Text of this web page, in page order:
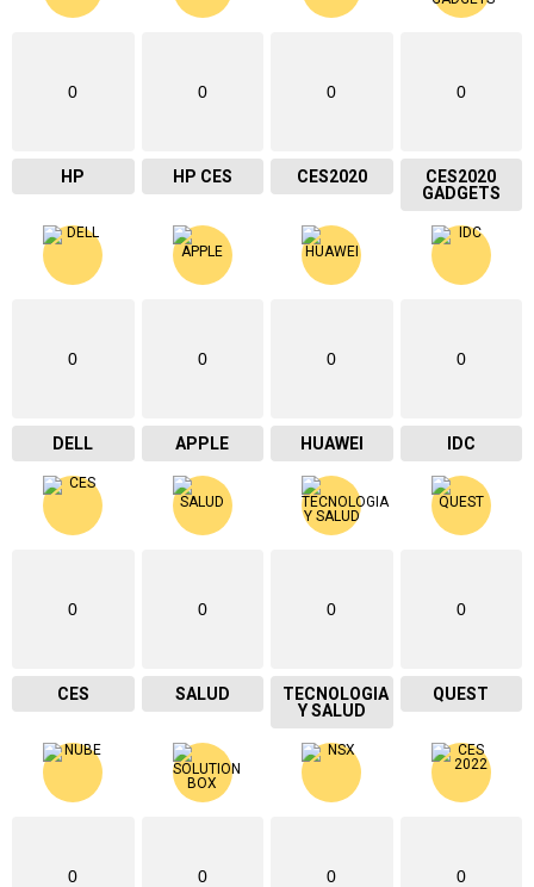
0
HP
0
HP CES
0
CES2020
0
CES2020
GADGETS
0
DELL
0
APPLE
0
HUAWEI
0
IDC
0
CES
0
SALUD
0
TECNOLOGIA
Y SALUD
0
QUEST
0 0 0 0